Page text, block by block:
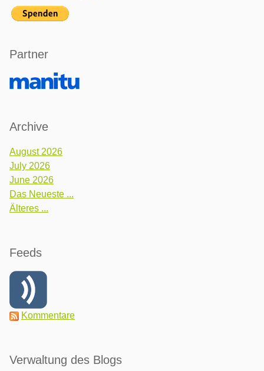
Partner
Archive
August 2026
July 2026
June 2026
Das Neueste ...
Älteres ...
Feeds
Kommentare
Verwaltung des Blogs